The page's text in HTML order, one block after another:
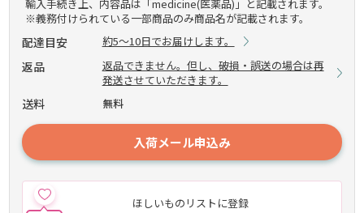
輸入手続き上、内容品は「medicine(医薬品)」と記載されます。
※義務付けられている一部商品のみ商品名が記載されます。
配達目安 約5～10日でお届けします。
返品
返品できません。但し、破損・誤送の場合は再
発送させていただきます。
送料 無料
入荷メール申込み
ほしいものリストに登録